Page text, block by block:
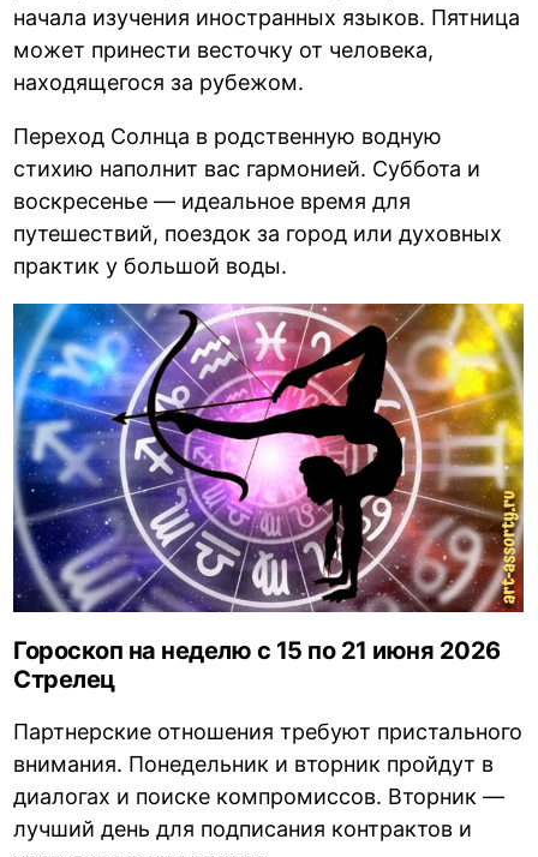
начала изучения иностранных языков. Пятница
может принести весточку от человека,
находящегося за рубежом.
Переход Солнца в родственную водную
стихию наполнит вас гармонией. Суббота и
воскресенье — идеальное время для
путешествий, поездок за город или духовных
практик у большой воды.
Гороскоп на неделю с 15 по 21 июня 2026
Стрелец
Партнерские отношения требуют пристального
внимания. Понедельник и вторник пройдут в
диалогах и поиске компромиссов. Вторник —
лучший день для подписания контрактов и